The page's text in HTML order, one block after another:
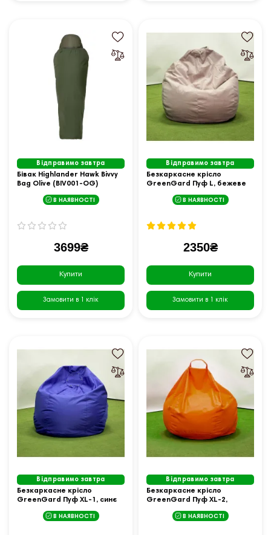
Відправимо завтра
Бівак Highlander Hawk Bivvy
Bag Olive (BIV001-OG)
В НАЯВНОСТІ
3699₴
Купити
Замовити в 1 клік
Відправимо завтра
Безкаркасне крісло
GreenGard Пуф L, бежеве
В НАЯВНОСТІ
2350₴
Купити
Замовити в 1 клік
Відправимо завтра
Безкаркасне крісло
GreenGard Пуф XL-1, синє
В НАЯВНОСТІ
Відправимо завтра
Безкаркасне крісло
GreenGard Пуф XL-2,
В НАЯВНОСТІ